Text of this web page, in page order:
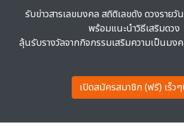
รับข่าวสารเลขมงคล สถิติเลขดัง ดวงรายวั
พร้อมแนะนำวิธีเสริมดวง
ลุ้นรับรางวัลจากกิจกรรมเสริมความเป็นมง
เปิดสมัครสมาชิก (ฟรี) เร็ว